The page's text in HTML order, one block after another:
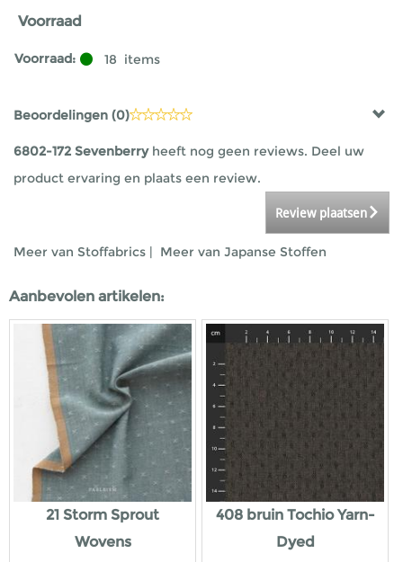
Voorraad
Voorraad: 18 items
Beoordelingen (0)
6802-172 Sevenberryheeft nog geen reviews. Deel uw
product ervaring en plaats een review.
Review plaatsen
Meer van Stoffabrics | Meer van Japanse Stoffen
Aanbevolen artikelen:
21 Storm Sprout
Wovens
408 bruin Tochio Yarn-
Dyed